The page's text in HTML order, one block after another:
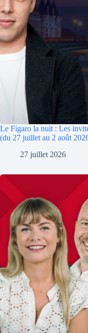
Le Figaro la nuit : Les
(du 27 juillet au 2 août
27 juillet 2026